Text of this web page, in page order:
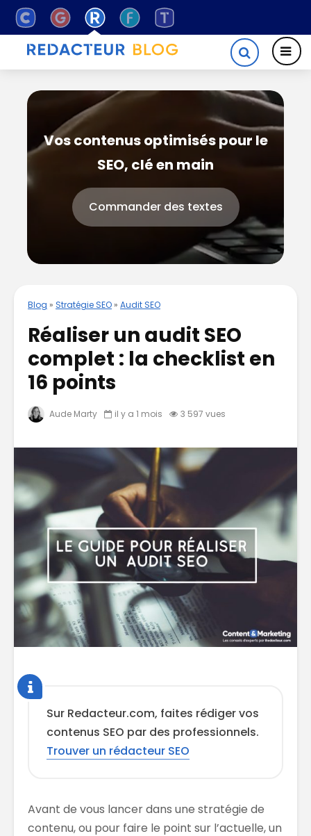
Vos contenus optimisés pour le
SEO, clé en main
Commander des textes
Blog » Stratégie SEO » Audit SEO
Réaliser un audit SEO
complet : la checklist en
16 points
Aude Marty il y a 1 mois 3 597 vues
Sur Redacteur.com, faites rédiger vos
contenus SEO par des professionnels.
Trouver un rédacteur SEO
Avant de vous lancer dans une stratégie de
contenu, ou pour faire le point sur l’actuelle, un